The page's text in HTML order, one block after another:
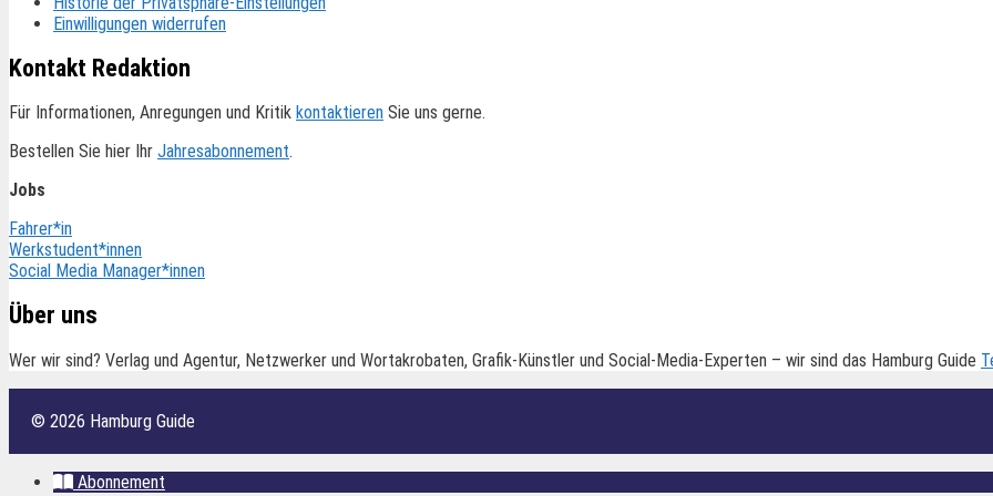
Einwilligungen widerrufen
Kontakt Redaktion
Für Informationen, Anregungen und Kritik kontaktieren Sie uns gerne.
Bestellen Sie hier Ihr Jahresabonnement.
Jobs
Fahrer*in
Werkstudent*innen
Social Media Manager*innen
Über uns
Wer wir sind? Verlag und Agentur, Netzwerker und Wortakrobaten, Grafik-Künstler und Social-Media-Experten – wir sind das Hamburg Guide
© 2026 Hamburg Guide
Abonnement